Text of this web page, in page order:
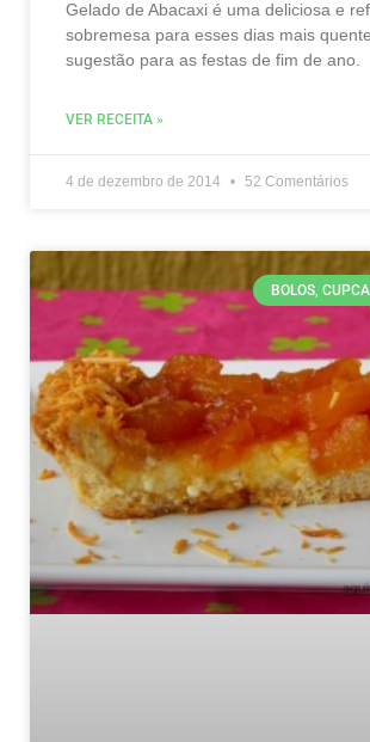
Gelado de Abacaxi é uma deliciosa e
sobremesa para esses dias mais
sugestão para as festas de fim de ano.
VER RECEITA »
4 de dezembro de 2014 52 Comentários
BOLOS,